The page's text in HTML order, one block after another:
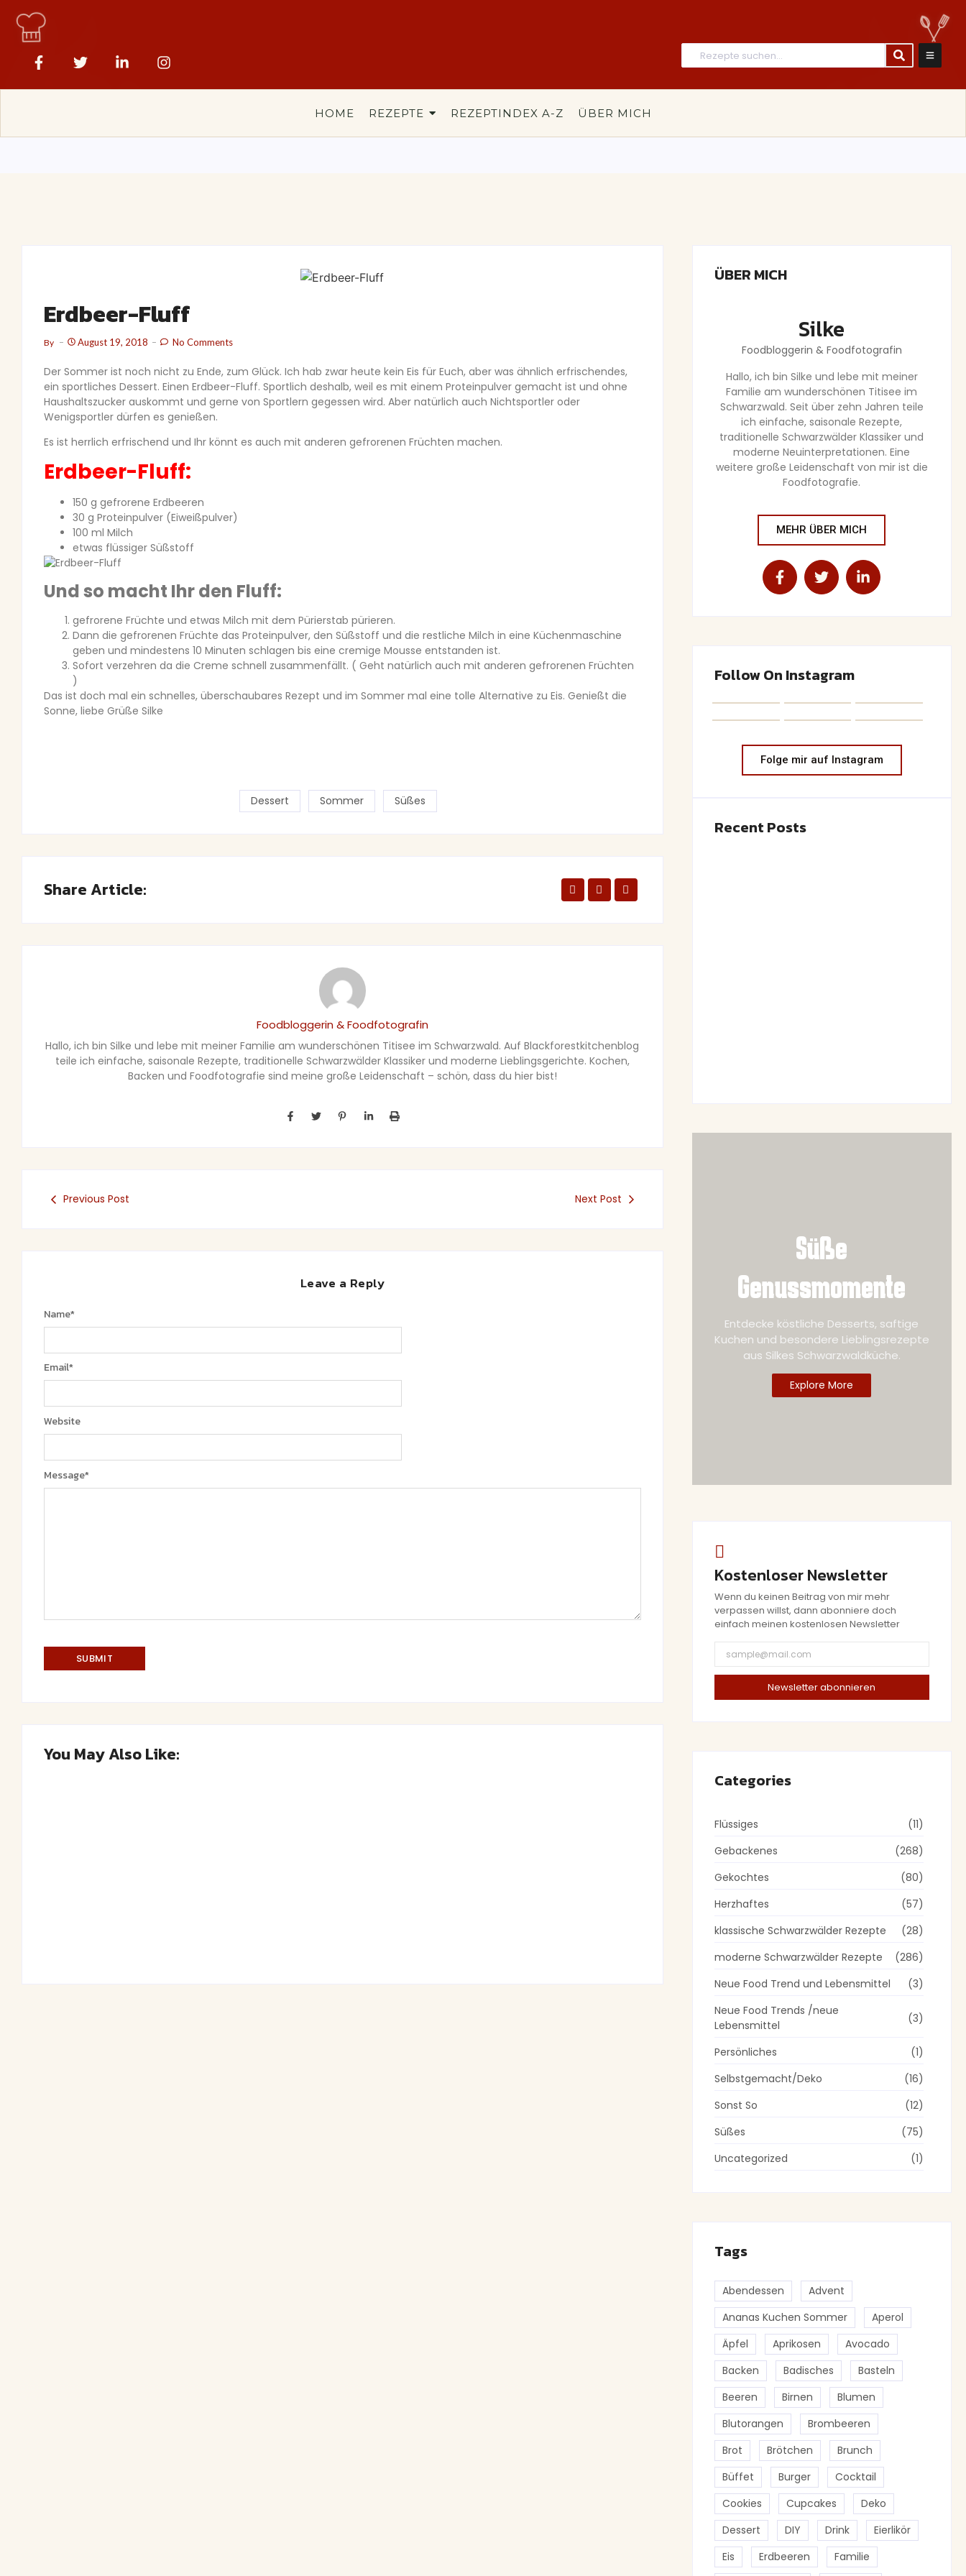
HOME REZEPTE REZEPTINDEX A-Z ÜBER MICH
Erdbeer-Fluff
By August 19, 2018 No Comments
Der Sommer ist noch nicht zu Ende, zum Glück. Ich hab zwar heute kein Eis für Euch, aber was ähnlich erfrischendes,
ein sportliches Dessert. Einen Erdbeer-Fluff. Sportlich deshalb, weil es mit einem Proteinpulver gemacht ist und ohne
Haushaltszucker auskommt und gerne von Sportlern gegessen wird. Aber natürlich auch Nichtsportler oder
Wenigsportler dürfen es genießen.
Es ist herrlich erfrischend und Ihr könnt es auch mit anderen gefrorenen Früchten machen.
Erdbeer-Fluff:
150 g gefrorene Erdbeeren
30 g Proteinpulver (Eiweißpulver)
100 ml Milch
etwas flüssiger Süßstoff
Und so macht Ihr den Fluff:
gefrorene Früchte und etwas Milch mit dem Pürierstab pürieren.
Dann die gefrorenen Früchte das Proteinpulver, den Süßstoff und die restliche Milch in eine Küchenmaschine
geben und mindestens 10 Minuten schlagen bis eine cremige Mousse entstanden ist.
Sofort verzehren da die Creme schnell zusammenfällt. ( Geht natürlich auch mit anderen gefrorenen Früchten
)
Das ist doch mal ein schnelles, überschaubares Rezept und im Sommer mal eine tolle Alternative zu Eis. Genießt die
Sonne, liebe Grüße Silke
Dessert Sommer Süßes
Share Article:
Foodbloggerin & Foodfotografin
Hallo, ich bin Silke und lebe mit meiner Familie am wunderschönen Titisee im Schwarzwald. Auf Blackforestkitchenblog
teile ich einfache, saisonale Rezepte, traditionelle Schwarzwälder Klassiker und moderne Lieblingsgerichte. Kochen,
Backen und Foodfotografie sind meine große Leidenschaft – schön, dass du hier bist!
Previous Post Next Post
Leave a Reply
Message*
Name*
Email*
Website
You May Also Like:
ÜBER MICH
Silke
Foodbloggerin & Foodfotografin
Hallo, ich bin Silke und lebe mit meiner
Familie am wunderschönen Titisee im
Schwarzwald. Seit über zehn Jahren teile
ich einfache, saisonale Rezepte,
traditionelle Schwarzwälder Klassiker und
moderne Neuinterpretationen. Eine
weitere große Leidenschaft von mir ist die
Foodfotografie.
MEHR ÜBER MICH
Follow On Instagram
Folge mir auf Instagram
Recent Posts
Süße
Genussmomente
Entdecke köstliche Desserts, saftige
Kuchen und besondere Lieblingsrezepte
aus Silkes Schwarzwaldküche.
Explore More
Kostenloser Newsletter
Wenn du keinen Beitrag von mir mehr
verpassen willst, dann abonniere doch
einfach meinen kostenlosen Newsletter
Newsletter abonnieren
Categories
Flüssiges
(11)
Gebackenes
(268)
Gekochtes
(80)
Herzhaftes
(57)
klassische Schwarzwälder Rezepte
(28)
moderne Schwarzwälder Rezepte
(286)
Neue Food Trend und Lebensmittel
(3)
Neue Food Trends /neue
Lebensmittel
(3)
Persönliches
(1)
Selbstgemacht/Deko
(16)
Sonst So
(12)
Süßes
(75)
Uncategorized
(1)
Tags
Abendessen
Advent
Ananas Kuchen Sommer
Aperol
Äpfel
Aprikosen
Avocado
Backen
Badisches
Basteln
Beeren
Birnen
Blumen
Blutorangen
Brombeeren
Brot
Brötchen
Brunch
Büffet
Burger
Cocktail
Cookies
Cupcakes
Deko
Dessert
DIY Drink
Eierlikör
Eis
Erdbeeren Familie